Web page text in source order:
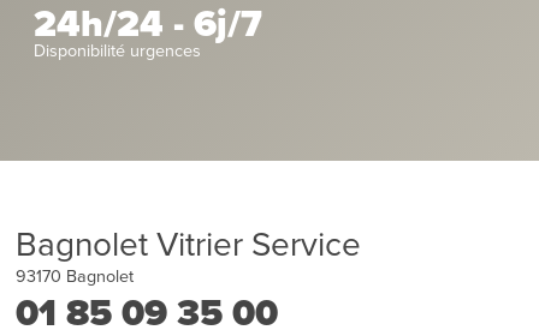
24h/24 - 6j/7
Disponibilité urgences
Bagnolet Vitrier Service
93170 Bagnolet
01 85 09 35 00